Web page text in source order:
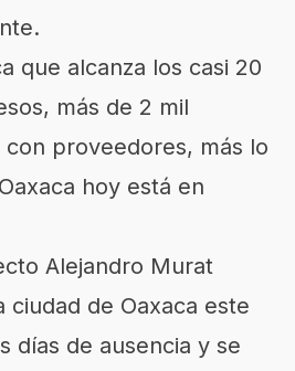
que alcanza los casi 20
más de 2 mil
con proveedores, más lo
hoy está en
Alejandro Murat
ciudad de Oaxaca este
días de ausencia y se